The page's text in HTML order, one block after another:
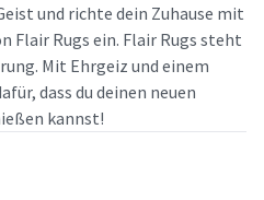
und richte dein Zuhause mit
Flair Rugs ein. Flair Rugs steht
Mit Ehrgeiz und einem
dass du deinen neuen
kannst!